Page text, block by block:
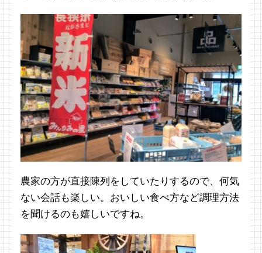
農家の方が直接陳列をしていたりするので、何気
ない会話も楽しい。おいしい食べ方など調理方法
を聞けるのも嬉しいですね。